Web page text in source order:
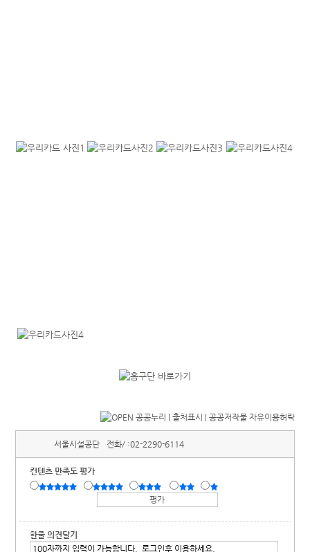
서울시설공단 전화/ :02-2290-6114
컨텐츠 만족도 평가
한줄 의견달기